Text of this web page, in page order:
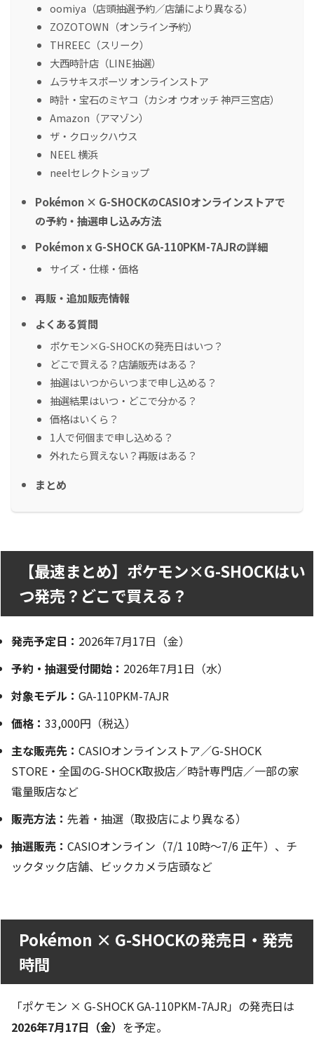
oomiya（店頭抽選予約／店舗により異なる）
ZOZOTOWN（オンライン予約）
THREEC（スリーク）
大西時計店（LINE抽選）
ムラサキスポーツ オンラインストア
時計・宝石のミヤコ（カシオ ウオッチ 神戸三宮店）
Amazon（アマゾン）
ザ・クロックハウス
NEEL 横浜
neelセレクトショップ
Pokémon × G-SHOCKのCASIOオンラインストアで
の予約・抽選申し込み方法
Pokémon x G-SHOCK GA-110PKM-7AJRの詳細
サイズ・仕様・価格
再販・追加販売情報
よくある質問
ポケモン×G-SHOCKの発売日はいつ？
どこで買える？店舗販売はある？
抽選はいつからいつまで申し込める？
抽選結果はいつ・どこで分かる？
価格はいくら？
1人で何個まで申し込める？
外れたら買えない？再販はある？
まとめ
【最速まとめ】ポケモン×G-SHOCKはい
つ発売？どこで買える？
発売予定日： 2026年7月17日（金）
予約・抽選受付開始： 2026年7月1日（水）
対象モデル： GA-110PKM-7AJR
価格： 33,000円（税込）
主な販売先： CASIOオンラインストア／G-SHOCK
STORE・全国のG-SHOCK取扱店／時計専門店／一部の家
電量販店など
販売方法： 先着・抽選（取扱店により異なる）
抽選販売： CASIOオンライン（7/1 10時～7/6 正午）、チ
ックタック店舗、ビックカメラ店頭など
Pokémon × G-SHOCKの発売日・発売
時間
「ポケモン × G-SHOCK GA-110PKM-7AJR」の発売日は
2026年7月17日（金） を予定。